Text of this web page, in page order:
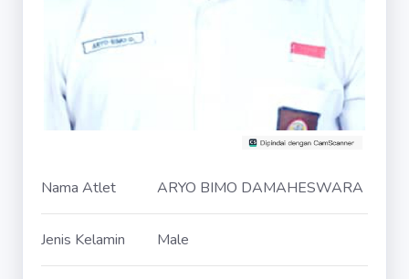
Nama Atlet ARYO BIMO DAMAHESWARA
Jenis Kelamin Male